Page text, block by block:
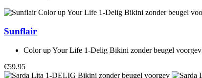
Sunflair
Color up Your Life 1-Delig Bikini zonder beugel voorgev
€59.95